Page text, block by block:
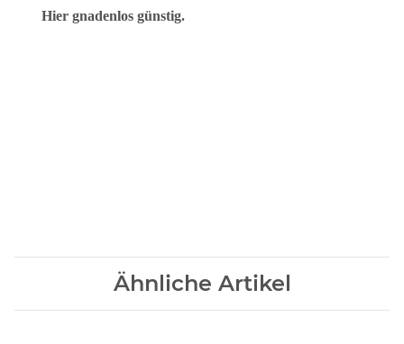
Hier gnadenlos günstig.
Ähnliche Artikel